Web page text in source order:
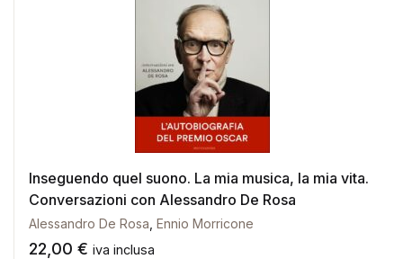
Inseguendo quel suono. La mia musica, la mia vita.
Conversazioni con Alessandro De Rosa
Alessandro De Rosa Ennio Morricone
22,00 € iva inclusa